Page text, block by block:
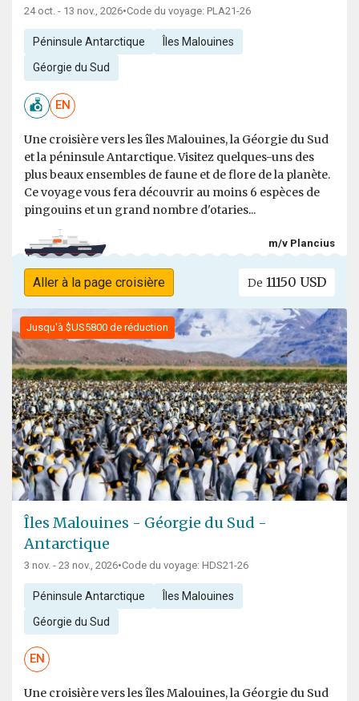
24 oct. - 13 nov., 2026•Code du voyage: PLA21-26
Péninsule Antarctique Îles Malouines
Géorgie du Sud
EN
Une croisière vers les îles Malouines, la Géorgie du Sud
et la péninsule Antarctique. Visitez quelques-uns des
plus beaux ensembles de faune et de flore de la planète.
Ce voyage vous fera découvrir au moins 6 espèces de
pingouins et un grand nombre d'otaries...
m/v Plancius
Aller à la page croisière De 11150 USD
Jusqu'à $US5800 de réduction
Îles Malouines - Géorgie du Sud -
Antarctique
3 nov. - 23 nov., 2026•Code du voyage: HDS21-26
Péninsule Antarctique Îles Malouines
Géorgie du Sud
EN
Une croisière vers les îles Malouines, la Géorgie du Sud